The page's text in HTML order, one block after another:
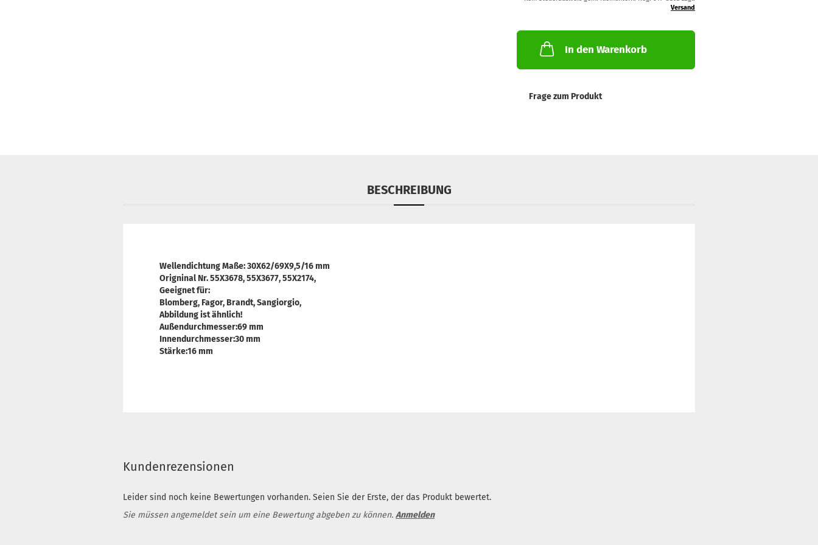
Versand
In den Warenkorb
Frage zum Produkt
BESCHREIBUNG
Wellendichtung Maße: 30X62/69X9,5/16 mm
Origninal Nr. 55X3678, 55X3677, 55X2174,
Geeignet für:
Blomberg, Fagor, Brandt, Sangiorgio,
Abbildung ist ähnlich!
Außendurchmesser:69 mm
Innendurchmesser:30 mm
Stärke:16 mm
Kundenrezensionen
Leider sind noch keine Bewertungen vorhanden. Seien Sie der Erste, der das Produkt bewertet.
Sie müssen angemeldet sein um eine Bewertung abgeben zu können. Anmelden